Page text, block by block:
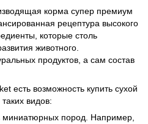
корма супер премиум
рецептура высокого
которые столь
животного.
продуктов, а сам состав
есть возможность купить сухой
видов:
пород. Например,